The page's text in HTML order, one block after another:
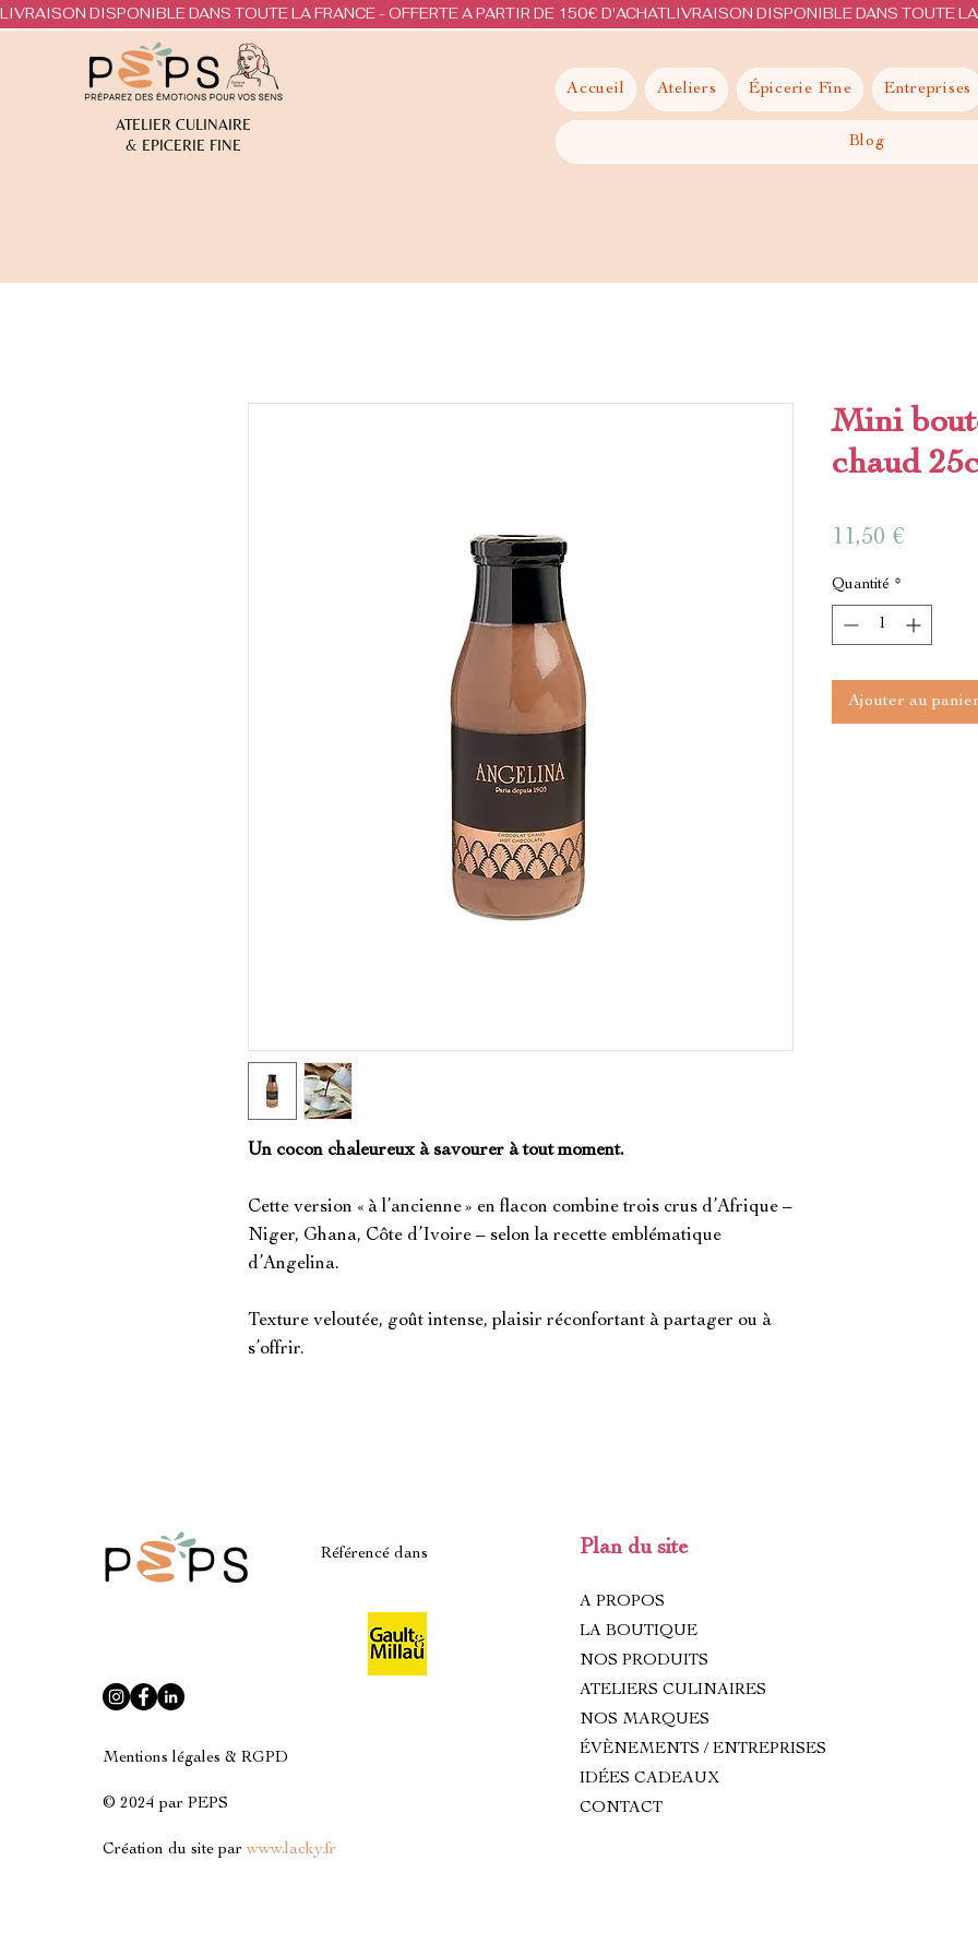
LIVRAISON DISPONIBLE DANS TOUTE LA FRANCE - OFFERTE A PARTIR DE 150€ D'ACHAT
ATELIER CULINAIRE
& EPICERIE FINE
Accueil Ateliers Épicerie Fine Entreprises
Blog
Un cocon chaleureux à savourer à tout moment.
Cette version « à l’ancienne » en flacon combine trois crus d’Afrique –
Niger, Ghana, Côte d’Ivoire – selon la recette emblématique
d’Angelina.
Texture veloutée, goût intense, plaisir réconfortant à partager ou à
s’offrir.
Mini
chaud
11,50 €Prix
Quantité *
Ajouter au
Référencé dans
Mentions légales & RGPD
© 2024 par PEPS
Création du site par www.lacky.fr
Plan du site
A PROPOS
LA BOUTIQUE
NOS PRODUITS
ATELIERS CULINAIRES
NOS MARQUES
ÉVÈNEMENTS / ENTREPRISES
IDÉES CADEAUX
CONTACT